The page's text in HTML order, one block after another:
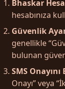
Bhaskar
hesabınıza
Güvenlik
genellikle
bulunan
SMS
Onayı” veya